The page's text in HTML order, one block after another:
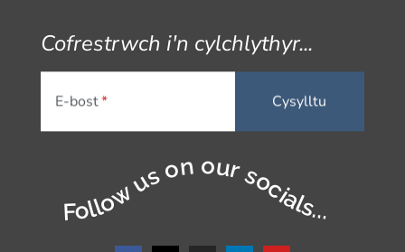
Cofrestrwch i'n cylchlythyr...
E-bost
Follow us on our socials...